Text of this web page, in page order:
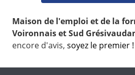
Maison de l'emploi et de la
Voironnais et Sud
encore d'avis, soyez le premier !